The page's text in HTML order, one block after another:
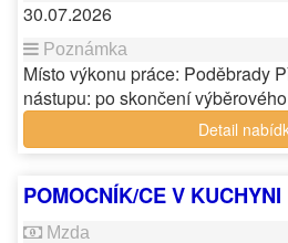
30.07.2026
Místo výkonu práce: Poděbrady
nástupu: po skončení
Detail
POMOCNÍK/CE V KUCHYNI